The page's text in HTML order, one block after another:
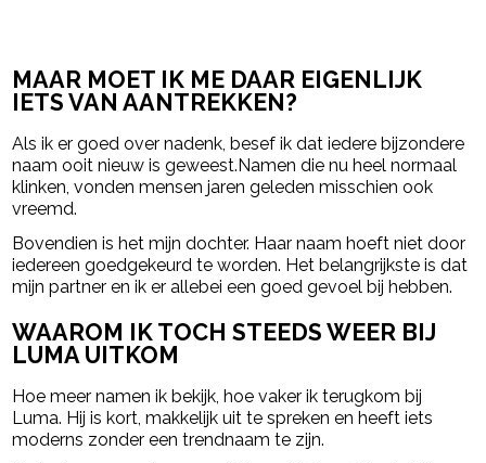
MAAR MOET IK ME DAAR EIGENLIJK
IETS VAN AANTREKKEN?
Als ik er goed over nadenk, besef ik dat iedere bijzondere
naam ooit nieuw is geweest.Namen die nu heel normaal
klinken, vonden mensen jaren geleden misschien ook
vreemd.
Bovendien is het mijn dochter. Haar naam hoeft niet door
iedereen goedgekeurd te worden. Het belangrijkste is dat
mijn partner en ik er allebei een goed gevoel bij hebben.
WAAROM IK TOCH STEEDS WEER BIJ
LUMA UITKOM
Hoe meer namen ik bekijk, hoe vaker ik terugkom bij
Luma. Hij is kort, makkelijk uit te spreken en heeft iets
moderns zonder een trendnaam te zijn.